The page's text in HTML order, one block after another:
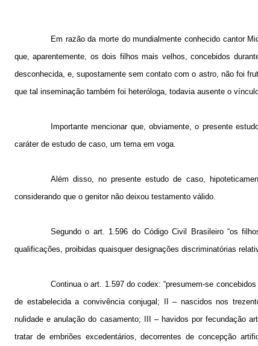
Em razão da morte do mundialmente conhecido cantor
que, aparentemente, os dois filhos mais velhos, concebidos
desconhecida, e, supostamente sem contato com o astro, não foi
que tal inseminação também foi heteróloga, todavia ausente o
Importante mencionar que, obviamente, o presente
caráter de estudo de caso, um tema em voga.
Além disso, no presente estudo de caso,
considerando que o genitor não deixou testamento válido.
Segundo o art. 1.596 do Código Civil Brasileiro “os
qualificações, proibidas quaisquer designações discriminatórias
Continua o art. 1.597 do codex: “presumem-se
de estabelecida a convivência conjugal; II – nascidos nos
nulidade e anulação do casamento; III – havidos por fecundação
tratar de embriões excedentários, decorrentes de concepção